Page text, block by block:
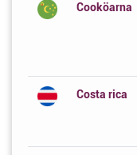
Cooköarna
Costa rica